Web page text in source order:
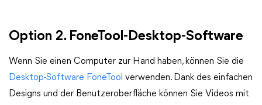
Option 2. FoneTool-Desktop-Software
Wenn Sie einen Computer zur Hand haben, können Sie die
Desktop-Software FoneTool verwenden. Dank des einfachen
Designs und der Benutzeroberfläche können Sie Videos mit